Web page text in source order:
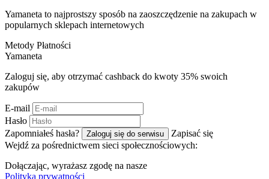
Yamaneta to najprostszy sposób na zaoszczędzenie na zakupach w
popularnych sklepach internetowych
Metody Płatności
Yamaneta
Zaloguj się, aby otrzymać cashback do kwoty 35% swoich
zakupów
E-mail
Hasło
Zapomniałeś hasła?
Zaloguj się do serwisu
Zapisać się
Wejdź za pośrednictwem sieci społecznościowych:
Dołączając, wyrażasz zgodę na nasze
Polityka prywatności